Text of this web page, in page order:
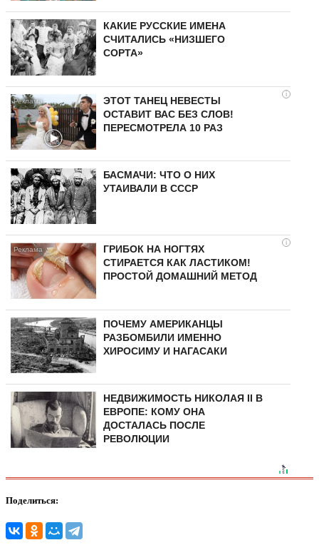
КАКИЕ РУССКИЕ ИМЕНА
СЧИТАЛИСЬ «НИЗШЕГО
СОРТА»
i
ЭТОТ ТАНЕЦ НЕВЕСТЫ
ОСТАВИТ ВАС БЕЗ СЛОВ!
ПЕРЕСМОТРЕЛА 10 РАЗ
БАСМАЧИ: ЧТО О НИХ
УТАИВАЛИ В СССР
i
ГРИБОК НА НОГТЯХ
СТИРАЕТСЯ КАК ЛАСТИКОМ!
ПРОСТОЙ ДОМАШНИЙ МЕТОД
ПОЧЕМУ АМЕРИКАНЦЫ
РАЗБОМБИЛИ ИМЕННО
ХИРОСИМУ И НАГАСАКИ
НЕДВИЖИМОСТЬ НИКОЛАЯ II В
ЕВРОПЕ: КОМУ ОНА
ДОСТАЛАСЬ ПОСЛЕ
РЕВОЛЮЦИИ
Поделиться: